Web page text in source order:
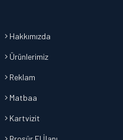
Hakkımızda
Ürünlerimiz
Reklam
Matbaa
Kartvizit